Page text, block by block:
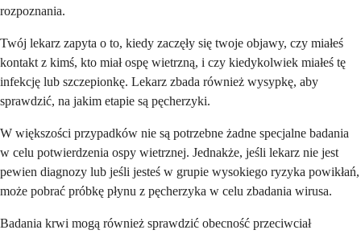
rozpoznania.
Twój lekarz zapyta o to, kiedy zaczęły się twoje objawy, czy miałeś
kontakt z kimś, kto miał ospę wietrzną, i czy kiedykolwiek miałeś tę
infekcję lub szczepionkę. Lekarz zbada również wysypkę, aby
sprawdzić, na jakim etapie są pęcherzyki.
W większości przypadków nie są potrzebne żadne specjalne badania
w celu potwierdzenia ospy wietrznej. Jednakże, jeśli lekarz nie jest
pewien diagnozy lub jeśli jesteś w grupie wysokiego ryzyka powikłań,
może pobrać próbkę płynu z pęcherzyka w celu zbadania wirusa.
Badania krwi mogą również sprawdzić obecność przeciwciał